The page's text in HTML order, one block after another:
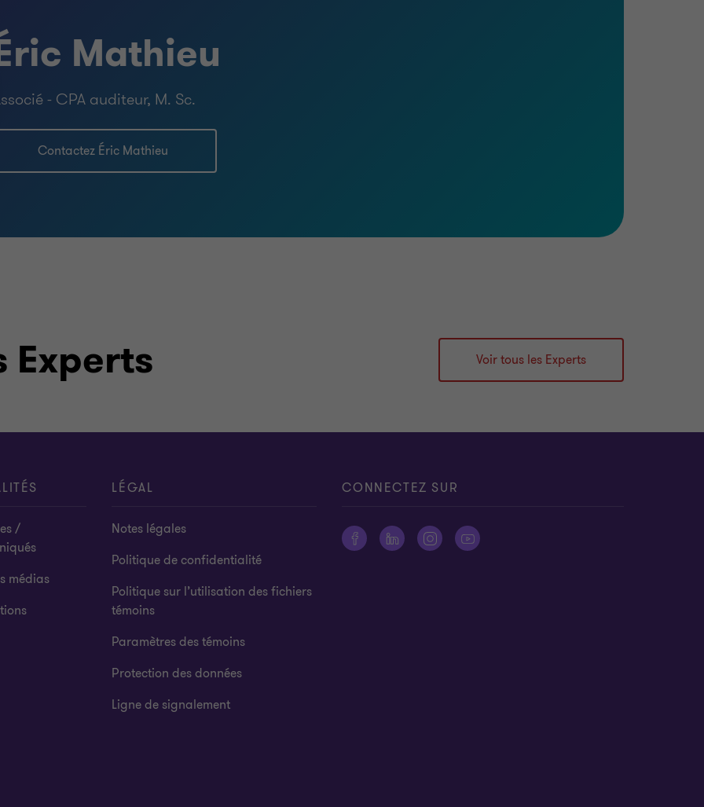
Mathieu
- CPA auditeur, M. Sc.
Contactez Éric Mathieu
Experts Voir tous les Experts
/
médias
LÉGAL
Notes légales
Politique de confidentialité
Politique sur l’utilisation des fichiers
témoins
Paramètres des témoins
Protection des données
Ligne de signalement
CONNECTEZ SUR